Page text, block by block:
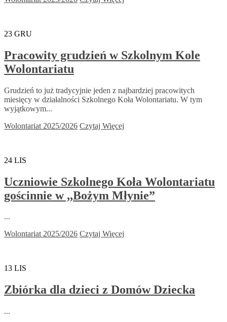
23 GRU
Pracowity grudzień w Szkolnym Kole
Wolontariatu
Grudzień to już tradycyjnie jeden z najbardziej pracowitych
miesięcy w działalności Szkolnego Koła Wolontariatu. W tym
wyjątkowym...
Wolontariat 2025/2026 Czytaj Więcej
24 LIS
Uczniowie Szkolnego Koła Wolontariatu
gościnnie w ,,Bożym Młynie”
...
Wolontariat 2025/2026 Czytaj Więcej
13 LIS
Zbiórka dla dzieci z Domów Dziecka
...